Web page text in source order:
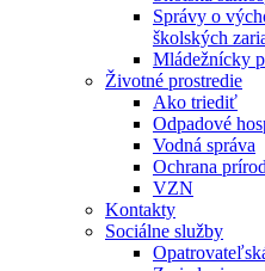
Správy o
školských
Mládežnícky
Životné prostredie
Ako triediť
Odpadové
Vodná správa
Ochrana
VZN
Kontakty
Sociálne služby